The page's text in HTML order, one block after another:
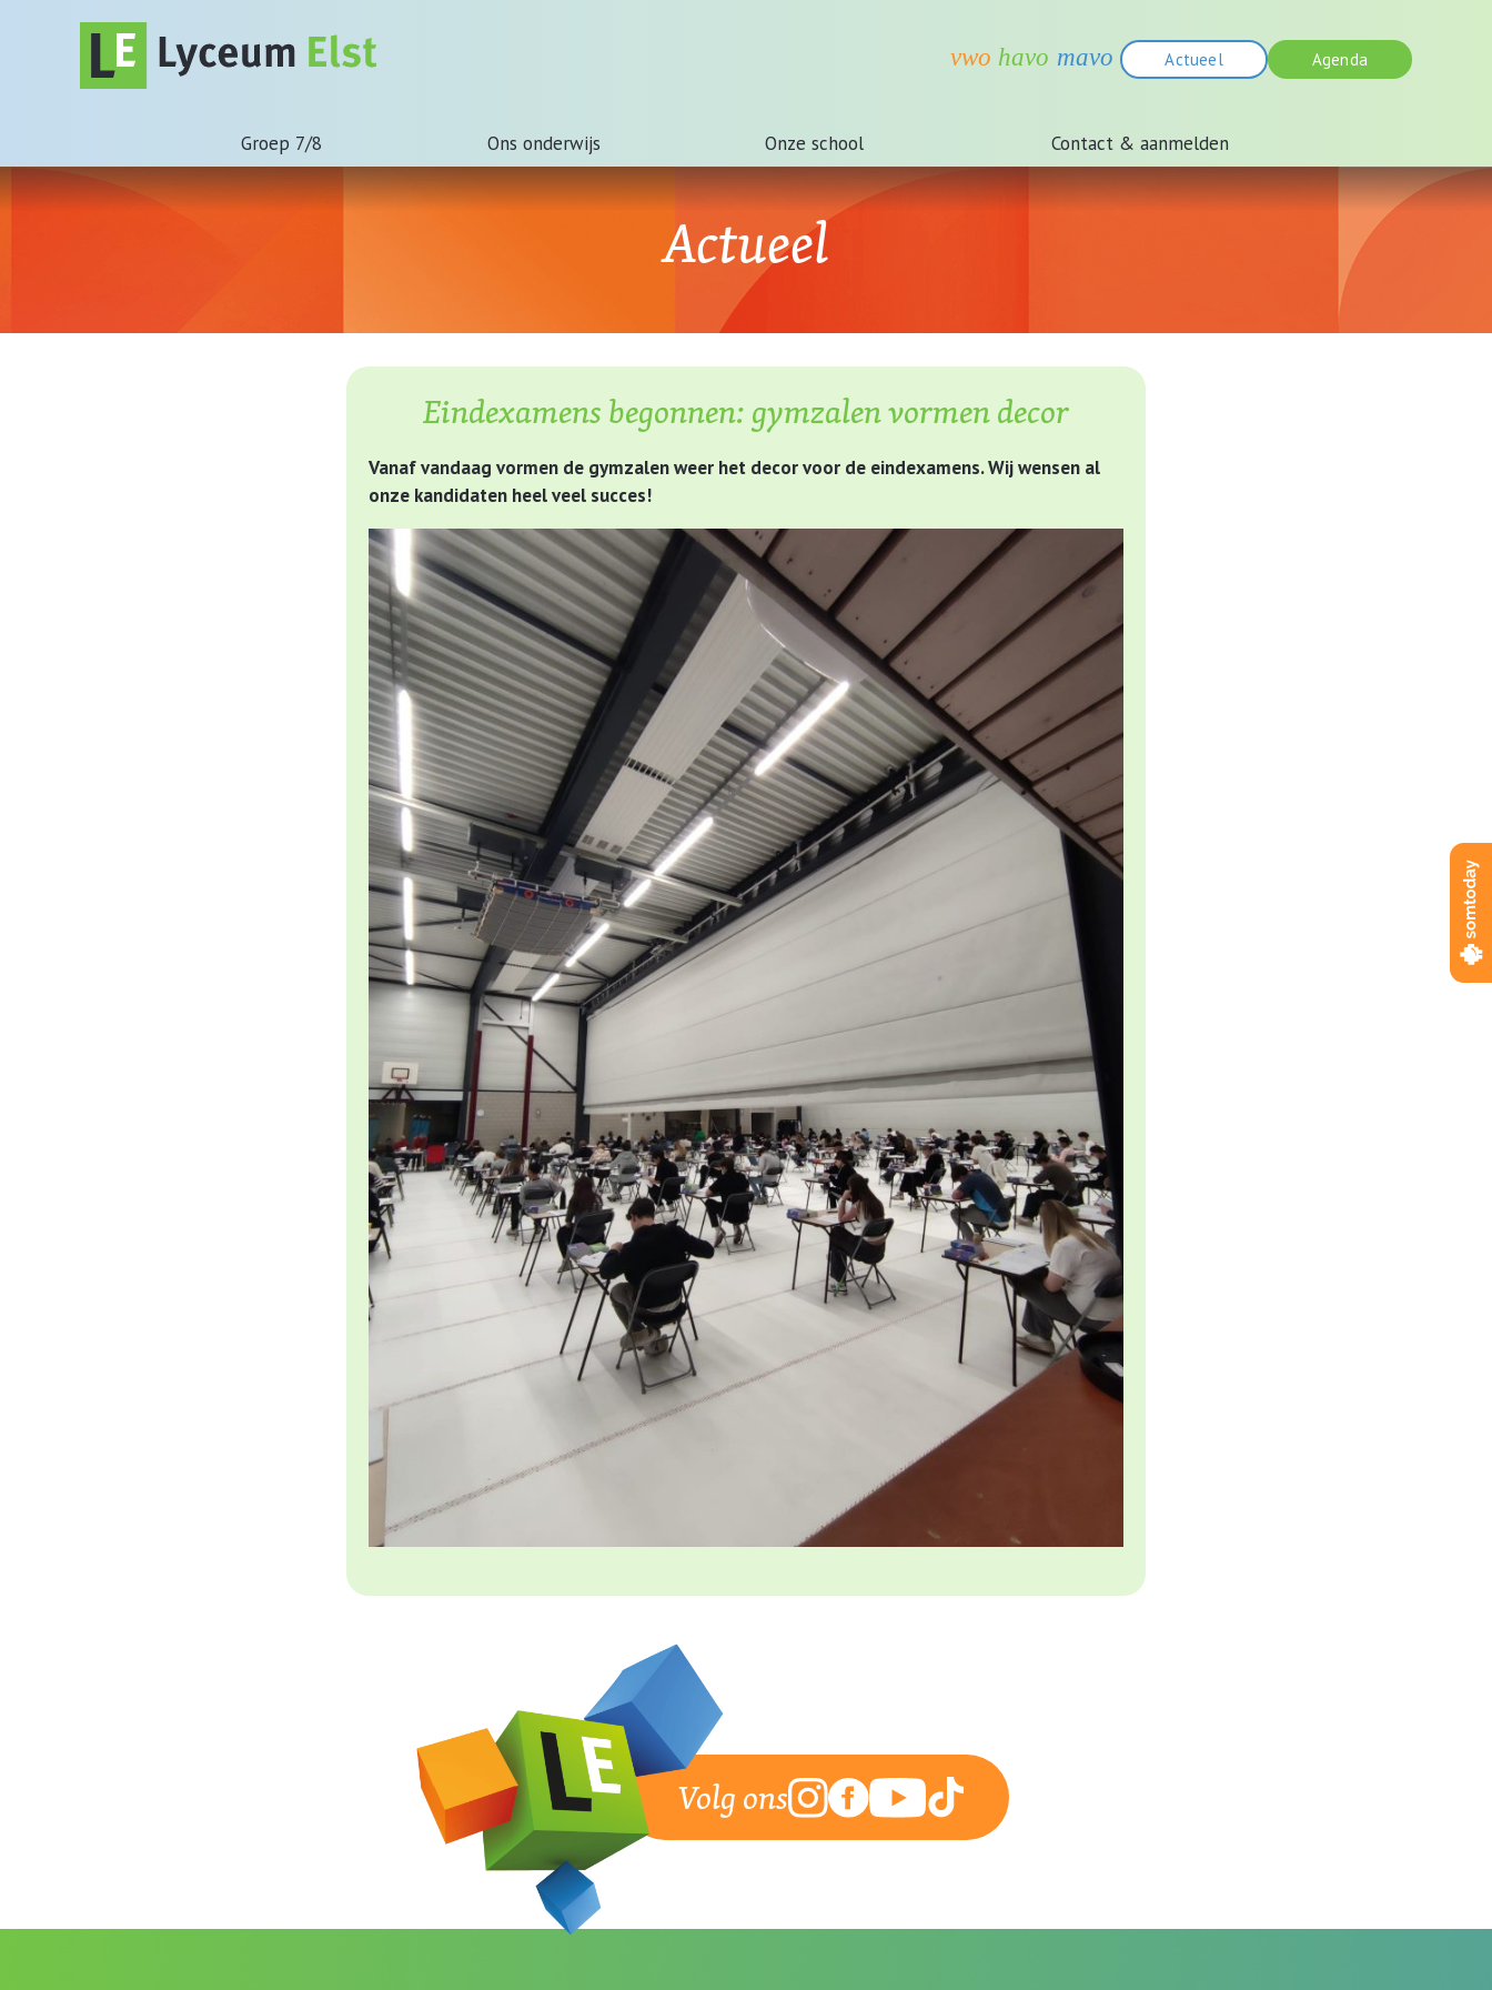
Actueel Agenda
Groep 7/8 Ons onderwijs Onze school Contact & aanmelden
Actueel
Eindexamens begonnen: gymzalen vormen decor
Vanaf vandaag vormen de gymzalen weer het decor voor de eindexamens. Wij wensen al
onze kandidaten heel veel succes!
Volg ons